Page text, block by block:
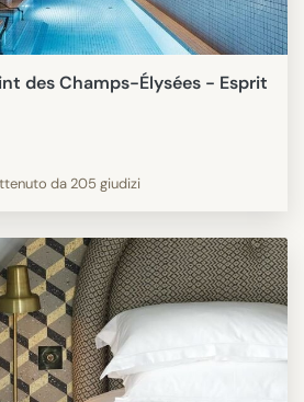
des Champs-Élysées - Esprit
da 205 giudizi